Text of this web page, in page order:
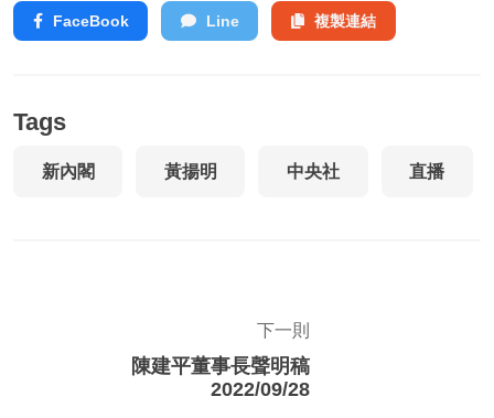
FaceBook Line 複製連結
Tags
新內閣 黃揚明 中央社 直播
下一則
陳建平董事長聲明稿
2022/09/28